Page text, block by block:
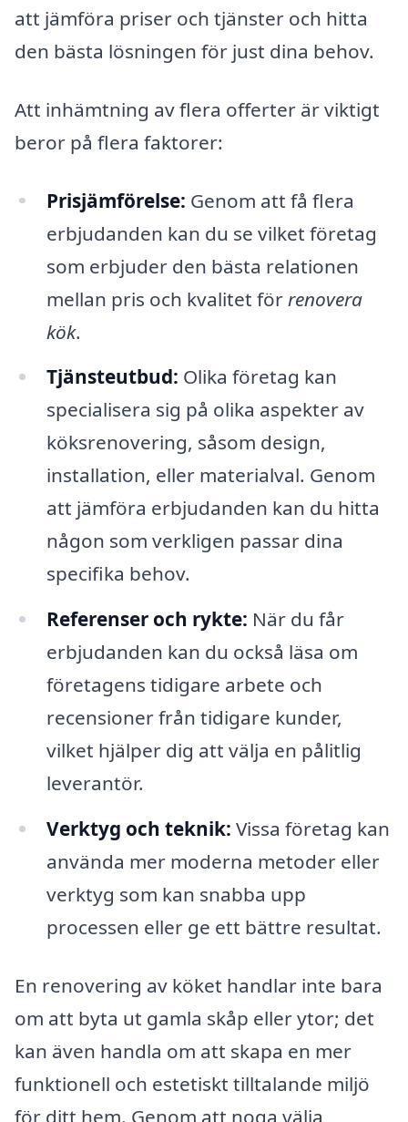
att jämföra priser och tjänster och hitta
den bästa lösningen för just dina behov.
Att inhämtning av flera offerter är viktigt
beror på flera faktorer:
Prisjämförelse: Genom att få flera
erbjudanden kan du se vilket företag
som erbjuder den bästa relationen
mellan pris och kvalitet för renovera
kök.
Tjänsteutbud: Olika företag kan
specialisera sig på olika aspekter av
köksrenovering, såsom design,
installation, eller materialval. Genom
att jämföra erbjudanden kan du hitta
någon som verkligen passar dina
specifika behov.
Referenser och rykte: När du får
erbjudanden kan du också läsa om
företagens tidigare arbete och
recensioner från tidigare kunder,
vilket hjälper dig att välja en pålitlig
leverantör.
Verktyg och teknik: Vissa företag kan
använda mer moderna metoder eller
verktyg som kan snabba upp
processen eller ge ett bättre resultat.
En renovering av köket handlar inte bara
om att byta ut gamla skåp eller ytor; det
kan även handla om att skapa en mer
funktionell och estetiskt tilltalande miljö
för ditt hem. Genom att noga välja